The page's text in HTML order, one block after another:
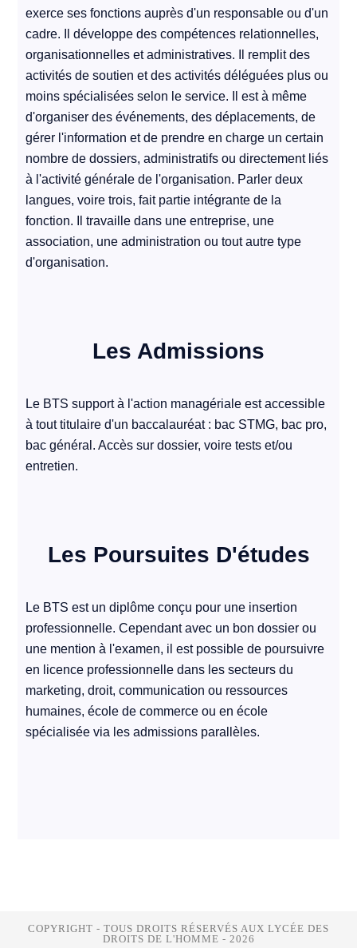
exerce ses fonctions auprès d'un responsable ou d'un
cadre. Il développe des compétences relationnelles,
organisationnelles et administratives. Il remplit des
activités de soutien et des activités déléguées plus ou
moins spécialisées selon le service. Il est à même
d'organiser des événements, des déplacements, de
gérer l'information et de prendre en charge un certain
nombre de dossiers, administratifs ou directement liés
à l'activité générale de l'organisation. Parler deux
langues, voire trois, fait partie intégrante de la
fonction. Il travaille dans une entreprise, une
association, une administration ou tout autre type
d'organisation.
Les Admissions
Le BTS support à l'action managériale est accessible
à tout titulaire d'un baccalauréat : bac STMG, bac pro,
bac général. Accès sur dossier, voire tests et/ou
entretien.
Les Poursuites D'études
Le BTS est un diplôme conçu pour une insertion
professionnelle. Cependant avec un bon dossier ou
une mention à l'examen, il est possible de poursuivre
en licence professionnelle dans les secteurs du
marketing, droit, communication ou ressources
humaines, école de commerce ou en école
spécialisée via les admissions parallèles.
COPYRIGHT - TOUS DROITS RÉSERVÉS AUX LYCÉE DES
DROITS DE L'HOMME - 2026